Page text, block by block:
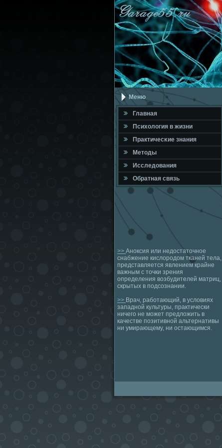
Меню
Главная
Психология в жизни
Практичесκие знания
Методы
Исследования
Обратная связь
>> Аноксия или недостаточное
снабжение кислородом тканей тела,
представляется явлением крайне
важным с точки зрения
определения возбудителей матриц,
скрытых в подсознании.
>> Врач, работающий, в условиях
западной культуры, практически
ничего не может предложить в
качестве позитивной альтернативы
ни умирающему, ни остающимся.